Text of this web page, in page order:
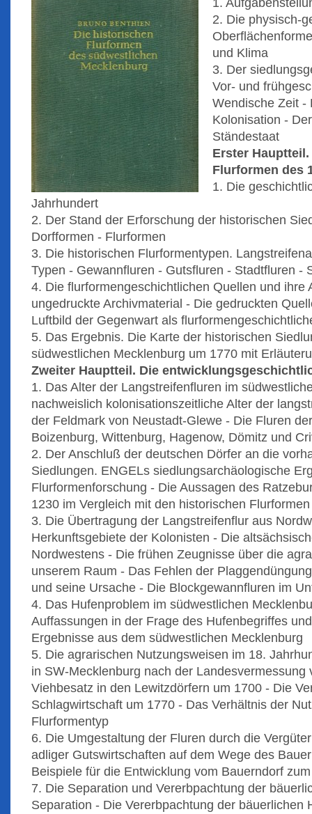
1.
2. Die physisch-
und Klima
3. Der
Vor- und
Wendische Zeit -
Kolonisation -
Ständestaat
Erster
Flurformen des
1. Die
Jahrhundert
2. Der Stand der Erforschung der historischen
Dorfformen - Flurformen
3. Die historischen Flurformentypen.
Typen - Gewannfluren - Gutsfluren - Stadtfluren -
4. Die flurformengeschichtlichen Quellen und ihre
ungedruckte Archivmaterial - Die gedruckten
Luftbild der Gegenwart als
5. Das Ergebnis. Die Karte der historischen
südwestlichen Mecklenburg um 1770 mit
Zweiter Hauptteil. Die
1. Das Alter der Langstreifenfluren im
nachweislich kolonisationszeitliche Alter der
der Feldmark von Neustadt-Glewe - Die Fluren
Boizenburg, Wittenburg, Hagenow, Dömitz und
2. Der Anschluß der deutschen Dörfer an die
Siedlungen. ENGELs siedlungsarchäologische
Flurformenforschung - Die Aussagen des
1230 im Vergleich mit den historischen Flurformen
3. Die Übertragung der Langstreifenflur aus
Herkunftsgebiete der Kolonisten - Die
Nordwestens - Die frühen Zeugnisse über die
unserem Raum - Das Fehlen der
und seine Ursache - Die Blockgewannfluren im
4. Das Hufenproblem im südwestlichen
Auffassungen in der Frage des Hufenbegriffes
Ergebnisse aus dem südwestlichen Mecklenburg
5. Die agrarischen Nutzungsweisen im 18.
in SW-Mecklenburg nach der Landesvermessung
Viehbesatz in den Lewitzdörfern um 1700 - Die
Schlagwirtschaft um 1770 - Das Verhältnis der
Flurformentyp
6. Die Umgestaltung der Fluren durch die
adliger Gutswirtschaften auf dem Wege des
Beispiele für die Entwicklung vom Bauerndorf
7. Die Separation und Vererbpachtung der
Separation - Die Vererbpachtung der bäuerlichen